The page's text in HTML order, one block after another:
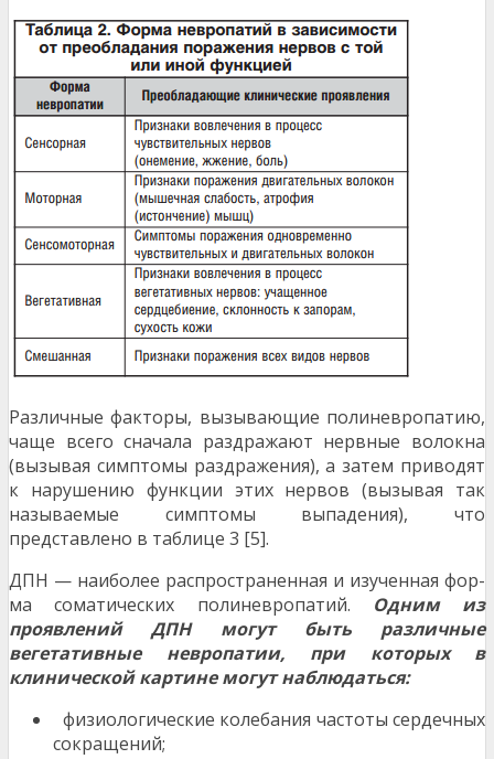
Различные факторы, вызывающие полиневропа­тию,
чаще всего сначала раздражают нервные волокна
(вызывая симптомы раздражения), а затем приводят
к на­рушению функции этих нервов (вызывая так
называемые симптомы выпадения), что
представлено в таблице 3 [5].
ДПН — наиболее распространенная и изученная фор­
ма соматических полиневропатий.
Одним из
проявле­ний ДПН могут быть различные
вегетативные невропатии, при которых в
клинической картине могут на­блюдаться:
физиологические колебания частоты сердечных
сокращений;